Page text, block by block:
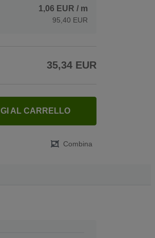
1,06 EUR / m
95,40 EUR
35,34 EUR
AL CARRELLO
Combina